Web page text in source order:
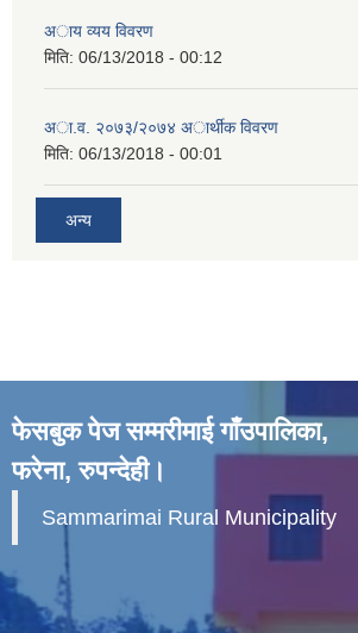
अाय व्यय विवरण
मिति: 06/13/2018 - 00:12
अा.व. २०७३/२०७४ अार्थीक विवरण
मिति: 06/13/2018 - 00:01
अन्य
फेसबुक पेज सम्मरीमाई गाँउपालिका,
फरेना, रुपन्देही।
Sammarimai Rural Municipality